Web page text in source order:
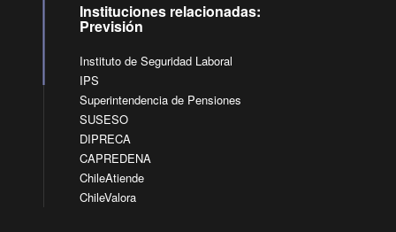
Instituciones relacionadas:
Previsión
Instituto de Seguridad Laboral
IPS
Superintendencia de Pensiones
SUSESO
DIPRECA
CAPREDENA
ChileAtiende
ChileValora